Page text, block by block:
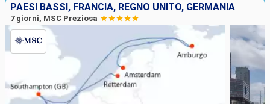
PAESI BASSI, FRANCIA, REGNO UNITO, GERMANIA
7 giorni, MSC Preziosa